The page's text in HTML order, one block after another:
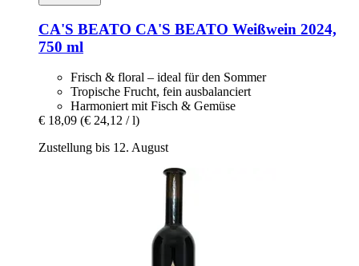
CA'S BEATO CA'S BEATO Weißwein 2024,
750 ml
Frisch & floral – ideal für den Sommer
Tropische Frucht, fein ausbalanciert
Harmoniert mit Fisch & Gemüse
€ 18,09 (€ 24,12 / l)
Zustellung bis 12. August